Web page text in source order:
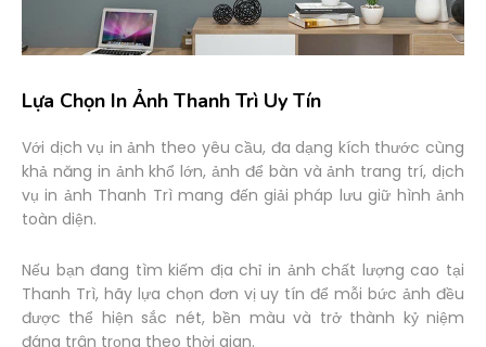
Lựa Chọn In Ảnh Thanh Trì Uy Tín
Với dịch vụ in ảnh theo yêu cầu, đa dạng kích thước cùng
khả năng in ảnh khổ lớn, ảnh để bàn và ảnh trang trí, dịch
vụ in ảnh Thanh Trì mang đến giải pháp lưu giữ hình ảnh
toàn diện.
Nếu bạn đang tìm kiếm địa chỉ in ảnh chất lượng cao tại
Thanh Trì, hãy lựa chọn đơn vị uy tín để mỗi bức ảnh đều
được thể hiện sắc nét, bền màu và trở thành kỷ niệm
đáng trân trọng theo thời gian.